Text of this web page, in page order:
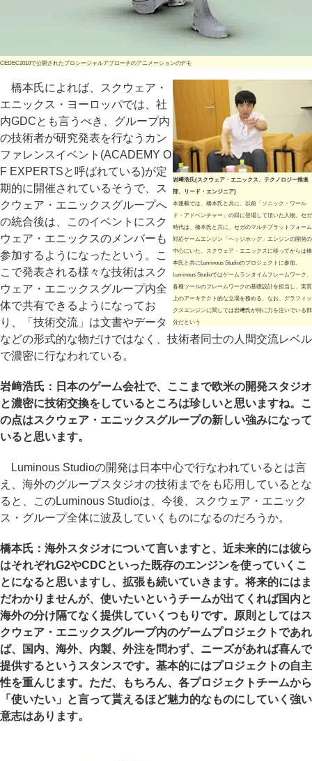
CEDEC2010で公開されたプロシージャルアプローチのアニメーションのデモ
岩﨑浩氏(スクウェア・エニックス、テクノロジー推進
部、リード・エンジニア)
本連載では、橋本氏と共に、以前「ソニック・ワール
ド・アドベンチャー」の回に登場して頂いた人物。セガ
時代は、橋本氏と共に、セガのマルチプラットフォーム
対応ゲームエンジン「ヘッジホッグ」エンジンの開発の
中心にいた。スクウェア・エニックスに移ってからは橋
本氏と共にLuminous Studioのプロジェクトに参加。
Luminous Studioではゲームランタイムフレームワーク、
各種ツールのフレームワークの基礎設計を担当し、実質
上のアーキテクト的な立場を務める。なお、グラフィッ
クスエンジンに関しては岩﨑氏が特に力を注いでいる部
分だという
橋本氏によれば、スクウェア・
エニックス・ヨーロッパでは、社
内GDCとも言うべき、グループ内
の技術者が研究発表を行なうカン
ファレンスイベント(ACADEMY O
F EXPERTSと呼ばれている)が定
期的に開催されているそうで、ス
クウェア・エニックスグループへ
の統合後は、このイベントにスク
ウェア・エニックスのメンバーも
参加するようになったという。こ
こで発表される様々な技術はスク
ウェア・エニックスグループ内全
体で共有できるようになってお
り、「技術交流」は文書やデータ
などの形式的な物だけではなく、技術者同士の人間交流レベル
で濃密に行なわれている。
岩﨑浩氏：日本のゲーム会社で、ここまで欧米の開発スタジオ
と濃密に技術交換をしているところは珍しいと思いますね。こ
の点はスクウェア・エニックスグループの新しい強みになって
いると思います。
Luminous Studioの開発は日本中心で行なわれているとは言
え、海外のグループスタジオの技術までをも応用しているとな
ると、このLuminous Studioは、今後、スクウェア・エニック
ス・グループ全体に波及していくものになるのだろうか。
橋本氏：海外スタジオについて言いますと、近未来的には彼ら
はそれぞれG2やCDCといった既存のエンジンを使っていくこ
とになると思いますし、拡張も続いていきます。将来的にはま
だわかりませんが、使いたいというチームが出てくれば国内と
海外の分け隔てなく提供していくつもりです。原則としてはス
クウェア・エニックスグループ内のゲームプロジェクトであれ
ば、国内、海外、内製、外注を問わず、ニーズがあれば喜んで
提供するというスタンスです。基本的にはプロジェクトの自主
性を重んじます。ただ、もちろん、各プロジェクトチームから
「使いたい」と言って貰えるほど魅力的なものにしていく強い
意志はあります。